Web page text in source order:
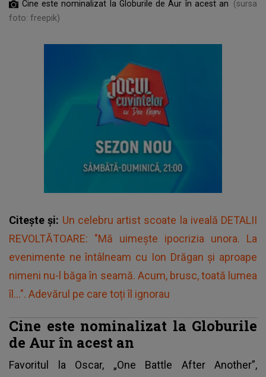
Cine este nominalizat la Globurile de Aur în acest an
(sursa
foto: freepik)
Citește și: Un celebru artist scoate la iveală DETALII
REVOLTĂTOARE: "Mă uimește ipocrizia unora. La
evenimente ne întâlneam cu Ion Drăgan și aproape
nimeni nu-l băga în seamă. Acum, brusc, toată lumea
îl...". Adevărul pe care toți îl ignorau
Cine este nominalizat la Globurile
de Aur în acest an
Favoritul la Oscar, „One Battle After Another”,